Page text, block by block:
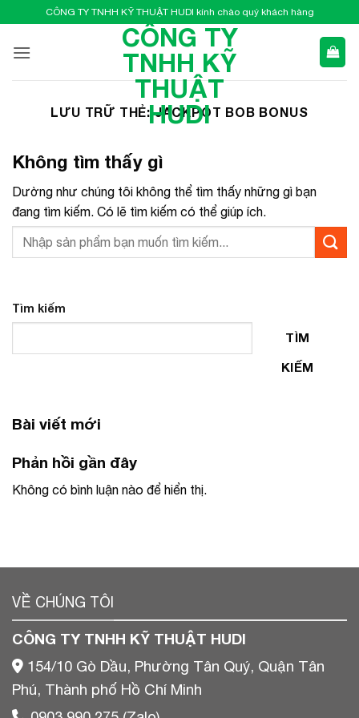
qua
nội
CÔNG TY TNHH KỸ THUẬT HUDI kính chào quý khách hàng
CÔNG TY
TNHH KỸ
THUẬT
HUDI
LƯU TRỮ THẺ:JACKPOT BOB BONUS
Không tìm thấy gì
Dường như chúng tôi không thể tìm thấy những gì bạn
đang tìm kiếm. Có lẽ tìm kiếm có thể giúp ích.
Tìm kiếm
TÌM
KIẾM
Bài viết mới
Phản hồi gần đây
Không có bình luận nào để hiển thị.
VỀ CHÚNG TÔI
CÔNG TY TNHH KỸ THUẬT HUDI
154/10 Gò Dầu, Phường Tân Quý, Quận Tân
Phú, Thành phố Hồ Chí Minh